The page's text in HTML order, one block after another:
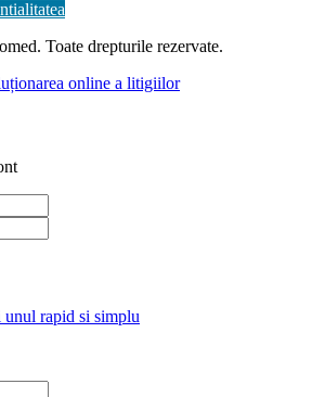
Toate drepturile rezervate.
unul rapid si simplu